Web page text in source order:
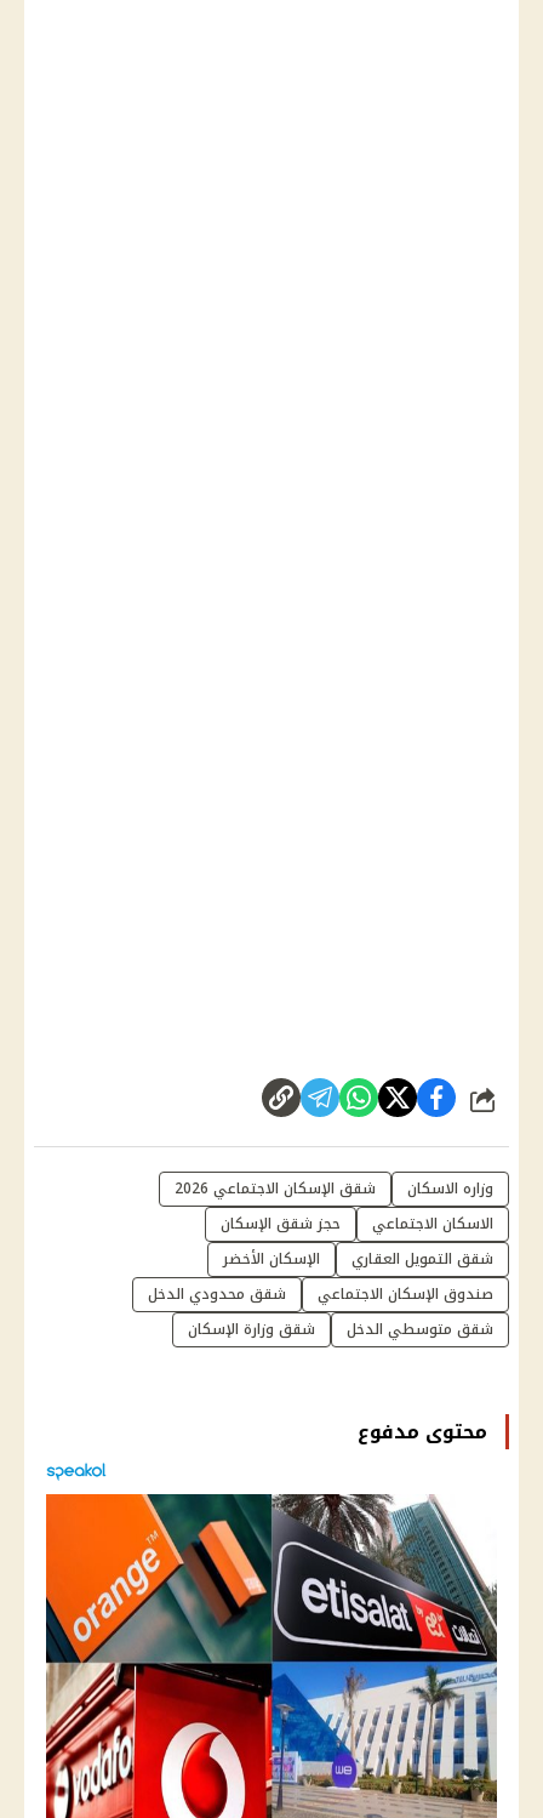
شارك
وزاره الاسكان
شقق الإسكان الاجتماعي 2026
الاسكان الاجتماعي
حجز شقق الإسكان
شقق التمويل العقاري
الإسكان الأخضر
صندوق الإسكان الاجتماعي
شقق محدودي الدخل
شقق متوسطي الدخل
شقق وزارة الإسكان
محتوى مدفوع